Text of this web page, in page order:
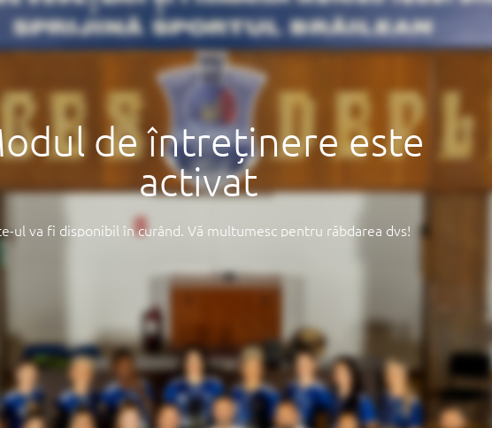
de întreținere este
activat
ul va fi disponibil în curând. Vă mulțumesc pentru răbdarea dvs!